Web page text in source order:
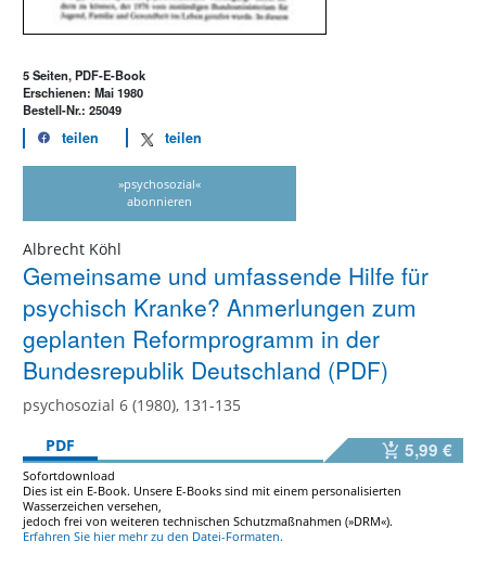
5 Seiten, PDF-E-Book
Erschienen: Mai 1980
Bestell-Nr.: 25049
teilen teilen
»psychosozial«
abonnieren
Albrecht Köhl
Gemeinsame und umfassende Hilfe für
psychisch Kranke? Anmerlungen zum
geplanten Reformprogramm in der
Bundesrepublik Deutschland (PDF)
psychosozial 6 (1980), 131-135
PDF
5,99 €
Sofortdownload
Dies ist ein E-Book. Unsere E-Books sind mit einem personalisierten
Wasserzeichen versehen,
jedoch frei von weiteren technischen Schutzmaßnahmen (»DRM«).
Erfahren Sie hier mehr zu den Datei-Formaten.